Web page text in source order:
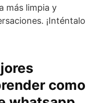
más limpia y
¡Inténtalo
como